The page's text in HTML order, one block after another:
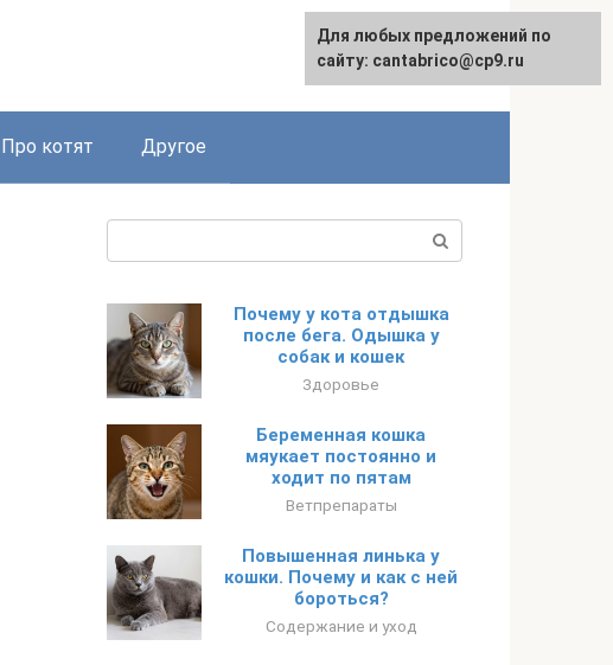
English
Про котят Другое
Почему у кота отдышка
после бега. Одышка у
собак и кошек
Здоровье
Беременная кошка
мяукает постоянно и
ходит по пятам
Ветпрепараты
Повышенная линька у
кошки. Почему и как с ней
бороться?
Содержание и уход
Для любых предложений по
сайту: cantabrico@cp9.ru